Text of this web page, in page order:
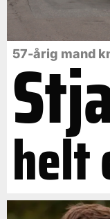
57-årig mand
helt